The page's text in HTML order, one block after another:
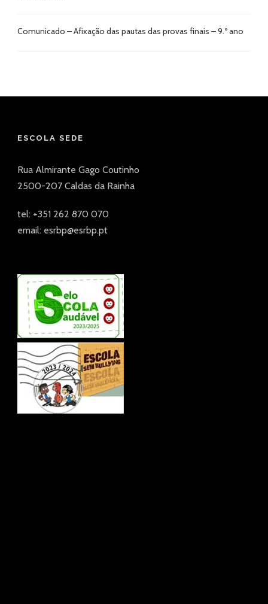
Comunicado – Afixação das pautas das provas finais – 9.º ano
ESCOLA SEDE
Rua Almirante Gago Coutinho
2500-207 Caldas da Rainha
tel: +351 262 870 070
email: esrbp@esrbp.pt